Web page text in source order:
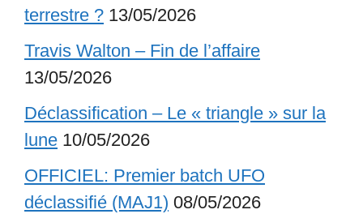
terrestre ? 13/05/2026
Travis Walton – Fin de l’affaire
13/05/2026
Déclassification – Le « triangle » sur la
lune 10/05/2026
OFFICIEL: Premier batch UFO
déclassifié (MAJ1) 08/05/2026